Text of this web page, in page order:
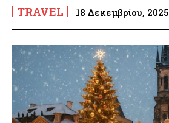
TRAVEL 18 Δεκεμβρίου, 2025